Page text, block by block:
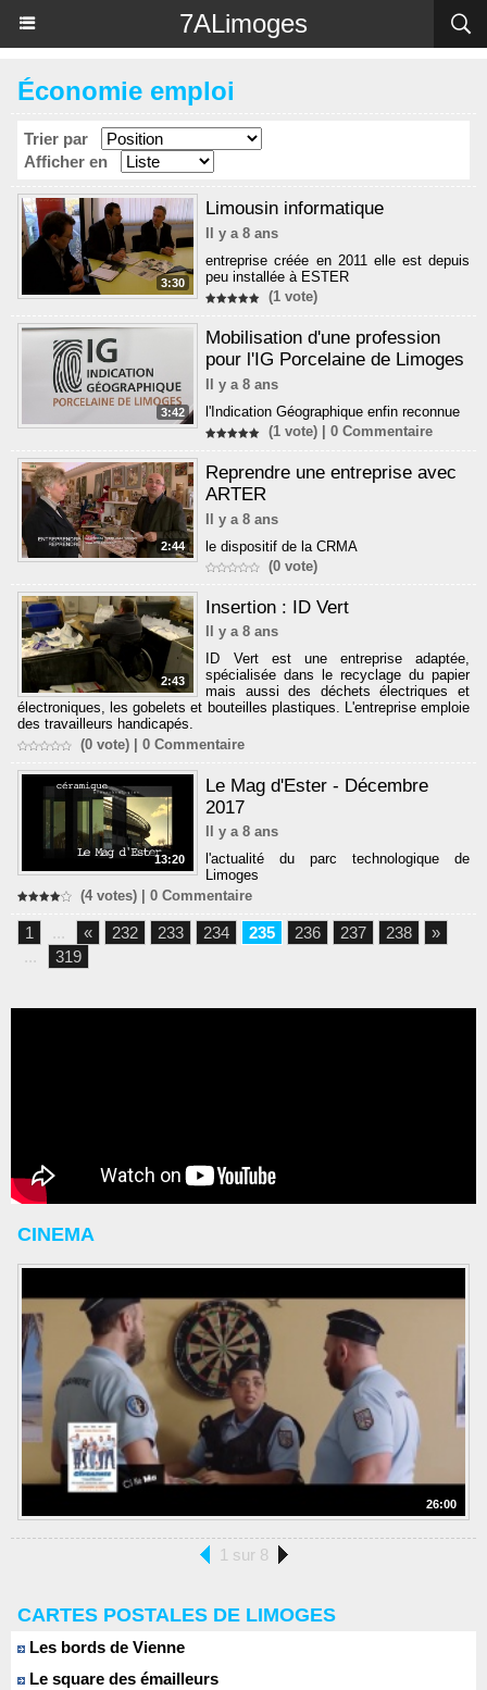
7ALimoges
Économie emploi
Trier par
Afficher en
3:30
Limousin informatique
Il y a 8 ans
entreprise créée en 2011 elle est depuis
peu installée à ESTER
(1 vote)
3:42
Mobilisation d'une profession
pour l'IG Porcelaine de Limoges
Il y a 8 ans
l'Indication Géographique enfin reconnue
(1 vote) |0 Commentaire
2:44
Reprendre une entreprise avec
ARTER
Il y a 8 ans
le dispositif de la CRMA
(0 vote)
2:43
Insertion : ID Vert
Il y a 8 ans
ID Vert est une entreprise adaptée,
spécialisée dans le recyclage du papier
mais aussi des déchets électriques et
électroniques, les gobelets et bouteilles plastiques. L'entreprise emploie
des travailleurs handicapés.
(0 vote) | 0 Commentaire
13:20
Le Mag d'Ester - Décembre
2017
Il y a 8 ans
l'actualité du parc technologique de
Limoges
(4 votes) | 0 Commentaire
1 ... « 232 233 234 235 236 237 238
»
...
319
CINEMA
26:00
1 sur 8
CARTES POSTALES DE LIMOGES
Les bords de Vienne
Le square des émailleurs